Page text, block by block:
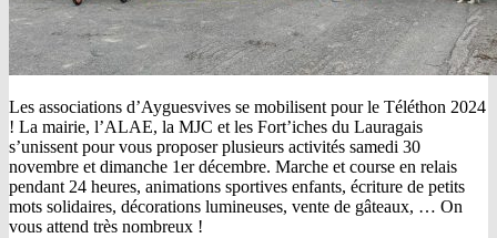
Les associations d’Ayguesvives se mobilisent pour le Téléthon 2024
! La mairie, l’ALAE, la MJC et les Fort’iches du Lauragais
s’unissent pour vous proposer plusieurs activités samedi 30
novembre et dimanche 1er décembre. Marche et course en relais
pendant 24 heures, animations sportives enfants, écriture de petits
mots solidaires, décorations lumineuses, vente de gâteaux, … On
vous attend très nombreux !